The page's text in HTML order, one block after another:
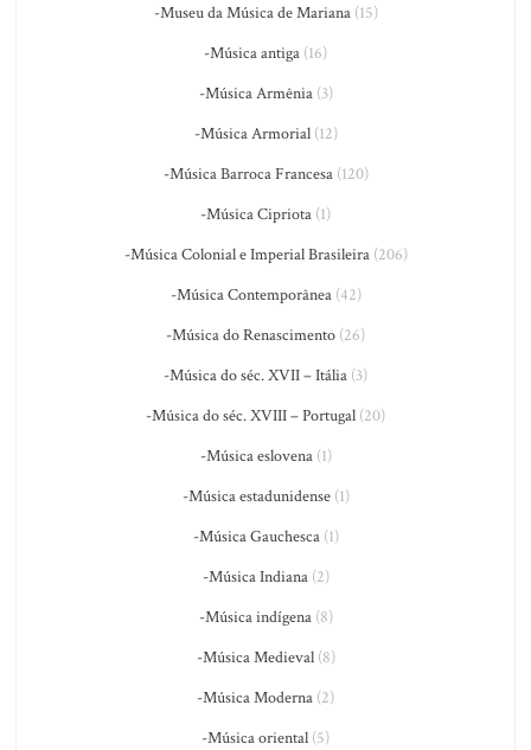
-Museu da Música de Mariana(15)
-Música antiga (16)
-Música Armênia(3)
-Música Armorial(12)
-Música Barroca Francesa(120)
-Música Cipriota (1)
-Música Colonial e Imperial Brasileira(206)
-Música Contemporânea(42)
-Música do Renascimento (26)
-Música do séc. XVII – Itália (3)
-Música do séc. XVIII – Portugal (20)
-Música eslovena(1)
-Música estadunidense(1)
-Música Gauchesca(1)
-Música Indiana(2)
-Música indígena(8)
-Música Medieval(8)
-Música Moderna (2)
-Música oriental (5)